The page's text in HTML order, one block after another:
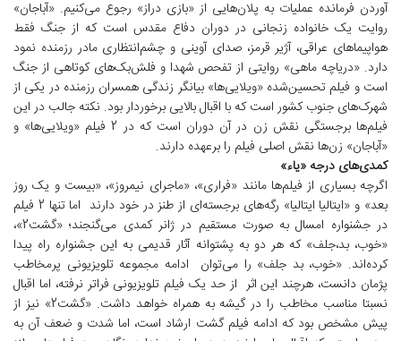
آوردن فرمانده عملیات به پلان‌هایی از «بازی دراز» رجوع می‌کنیم. «آباجان»
روایت یک خانواده زنجانی در دوران دفاع مقدس است که از جنگ فقط
هواپیماهای عراقی، آژیر قرمز، صدای آوینی و چشم‌انتظاری مادر رزمنده نمود
دارد. «دریاچه ماهی» روایتی از تفحص شهدا و فلش‌بک‌های کوتاهی از جنگ
است و فیلم تحسین‌شده «ویلایی‌ها» بیانگر زندگی همسران رزمنده در یکی از
شهرک‌های جنوب کشور است که با اقبال بالایی برخوردار بود. نکته جالب در این
فیلم‌ها برجستگی نقش زن در آن دوران است که در 2 فیلم «ویلایی‌ها» و
«آباجان» زن‌ها نقش اصلی فیلم را برعهده دارند.
کمدی‌های درجه «یاء»
اگرچه بسیاری از فیلم‌ها مانند «فراری»، «ماجرای نیمروز»، «بیست و یک روز
بعد» و «ایتالیا ایتالیا» رگه‌های برجسته‌ای از طنز در خود دارند اما تنها 2 فیلم
در جشنواره امسال به صورت مستقیم در ژانر کمدی می‌گنجند؛ «گشت2»،
«خوب، بد،جلف» که هر دو به پشتوانه آثار قدیمی به این جشنواره راه پیدا
کرده‌اند. «خوب، بد جلف» را می‌توان ادامه مجموعه تلویزیونی پرمخاطب
پژمان دانست، هرچند این اثر از حد یک فیلم تلویزیونی فراتر نرفته، اما اقبال
نسبتا مناسب مخاطب را در گیشه به همراه خواهد داشت. «گشت2» نیز از
پیش مشخص بود که ادامه فیلم گشت ارشاد است، اما شدت و ضعف آن به